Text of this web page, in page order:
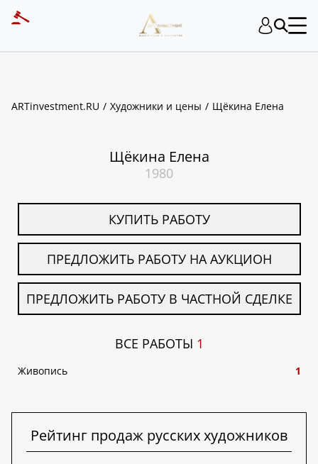
ARTinvestment.RU Художники и цены Щёкина Елена
Щёкина Елена
1980
КУПИТЬ РАБОТУ
ПРЕДЛОЖИТЬ РАБОТУ НА АУКЦИОН
ПРЕДЛОЖИТЬ РАБОТУ В ЧАСТНОЙ СДЕЛКЕ
ВСЕ РАБОТЫ 1
Живопись 1
Рейтинг продаж русских художников